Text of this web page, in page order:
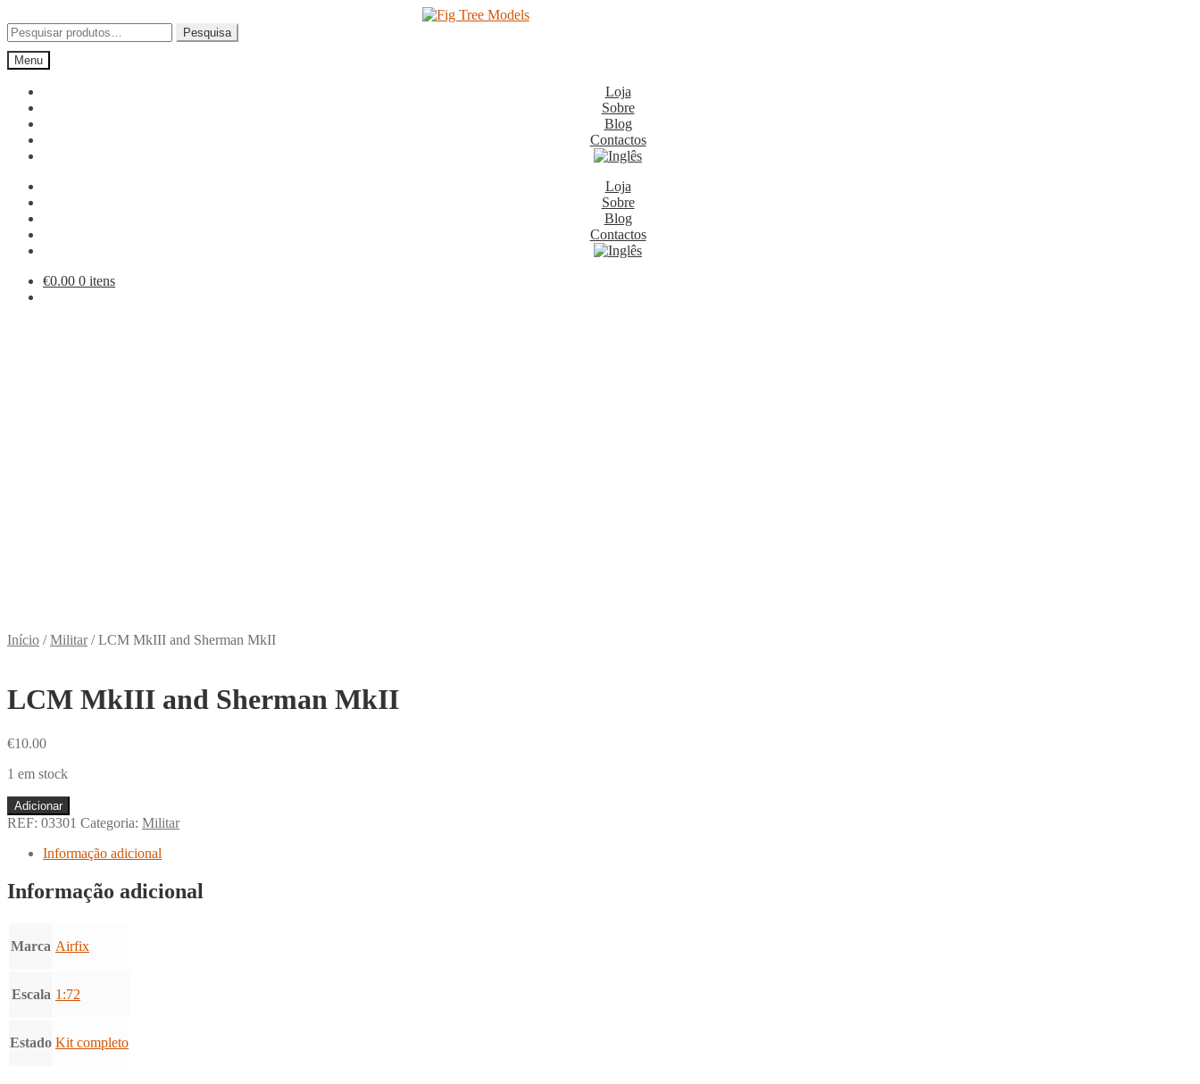
para
a
navegação
para
o
conteúdo
Pesquisar
por:
Pesquisa
Menu
Loja
Sobre
Blog
Contactos
Loja
Sobre
Blog
Contactos
€0.00 0 itens
Início /Militar/LCM MkIII and Sherman MkII
LCM MkIII and Sherman MkII
€10.00
1 em stock
Quantidade
de
MkIII
Sherman
MkII
Adicionar
REF: 03301 Categoria: Militar
Informação adicional
Informação adicional
Marca Airfix
Escala 1:72
Estado Kit completo